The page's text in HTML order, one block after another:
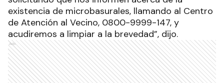
existencia de microbasurales, llamando al Centro
de Atención al Vecino, 0800-9999-147, y
acudiremos a limpiar a la brevedad”, dijo.
Ads